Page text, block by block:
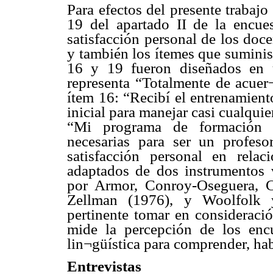
Para efectos del presente
19 del apartado II de la
satisfacción personal de los
y también los ítemes que
16 y 19 fueron diseñados
representa “Totalmente de
ítem 16: “Recibí el
inicial para manejar casi
“Mi programa de
necesarias para ser un
satisfacción personal en
adaptados de dos
por Armor, Conroy-
Zellman (1976), y Woolfolk
pertinente tomar en
mide la percepción de los
lin¬güística para comprender,
Entrevistas